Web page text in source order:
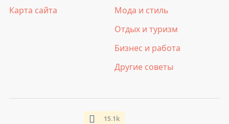
Карта сайта
Мода и стиль
Отдых и туризм
Бизнес и работа
Другие советы
15.1k